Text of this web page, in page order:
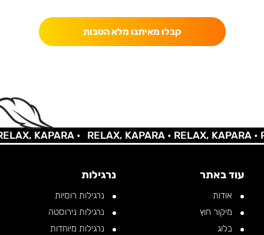
קבלו מאיתנו מלא הטבות
KAPARA • RELAX, KAPARA •RELAX, KAPARA •
עוד באתר
אודות
מיקור חוץ
בלוג
נרגילות
נרגילות רוסיות
נרגילות נירוסטה
נרגילות מיוחדות